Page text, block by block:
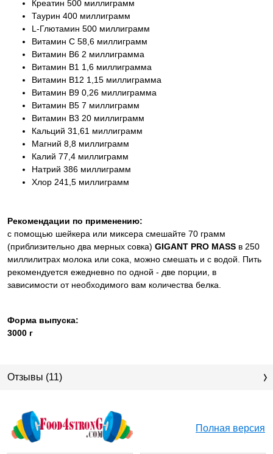
Креатин 500 миллиграмм
Таурин 400 миллиграмм
L-Глютамин 500 миллиграмм
Витамин С 58,6 миллиграмм
Витамин В6 2 миллиграмма
Витамин В1 1,6 миллиграмма
Витамин В12 1,15 миллиграмма
Витамин В9 0,26 миллиграмма
Витамин В5 7 миллиграмм
Витамин В3 20 миллиграмм
Кальций 31,61 миллиграмм
Магний 8,8 миллиграмм
Калий 77,4 миллиграмм
Натрий 386 миллиграмм
Хлор 241,5 миллиграмм
Рекомендации по применению:
с помощью шейкера или миксера смешайте 70 грамм
(приблизительно два мерных совка) GIGANT PRO MASS в 250
миллилитрах молока или сока, можно смешать и с водой. Пить
рекомендуется ежедневно по одной - две порции, в
зависимости от необходимого вам количества белка.
Форма выпуска:
3000 г
Отзывы (11)
Полная версия